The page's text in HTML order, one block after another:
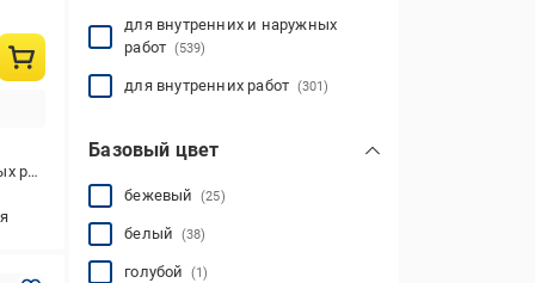
работ
для внутренних и наружных
работ (539)
для внутренних работ (301)
Базовый цвет
бежевый (25)
белый (38)
голубой (1)